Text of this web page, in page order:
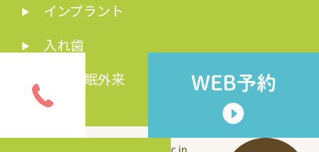
インプラント
入れ歯
歯科睡眠外来